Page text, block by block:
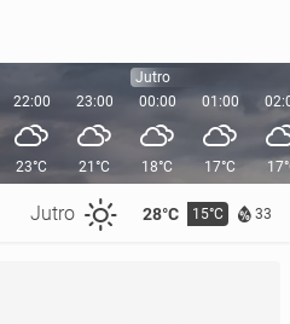
Jutro 28°C 15°C 33
22:00
23°C
23:00
21°C
Jutro
00:00
18°C
01:00
17°C